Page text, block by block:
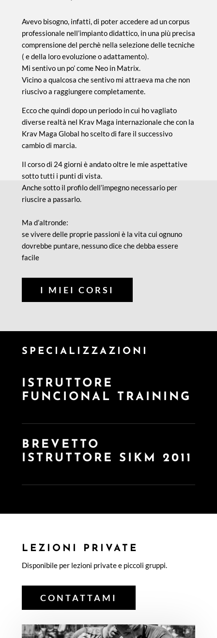
Avevo bisogno, infatti, di poter accedere ad un corpus
professionale nell’impianto didattico, in una più precisa
comprensione del perchè nella selezione delle tecniche
( e della loro evoluzione o adattamento).
Mi sentivo un po’ come Neo in Matrix.
Vicino a qualcosa che sentivo mi attraeva ma che non
riuscivo a raggiungere completamente.
Ecco che quindi dopo un periodo in cui ho vagliato
diverse realtà nel Krav Maga internazionale che con la
Krav Maga Global ho scelto di fare il successivo
cambio di marcia.
Il corso di 24 giorni è andato oltre le mie aspettative
sotto tutti i punti di vista.
Anche sotto il profilo dell’impegno necessario per
riuscire a passarlo.
Ma d’altronde:
se vivere delle proprie passioni è la vita cui ognuno
dovrebbe puntare, nessuno dice che debba essere
facile
I MIEI CORSI
SPECIALIZZAZIONI
ISTRUTTORE
FUNCIONAL TRAINING
BREVETTO
ISTRUTTORE SIKM 2011
LEZIONI PRIVATE
Disponibile per lezioni private e piccoli gruppi.
CONTATTAMI